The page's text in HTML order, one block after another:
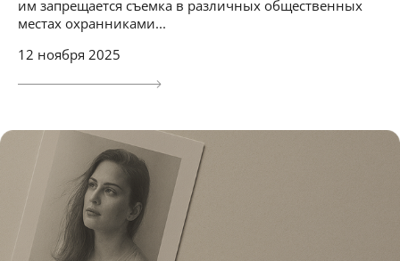
им запрещается съемка в различных общественных
местах охранниками...
12 ноября 2025